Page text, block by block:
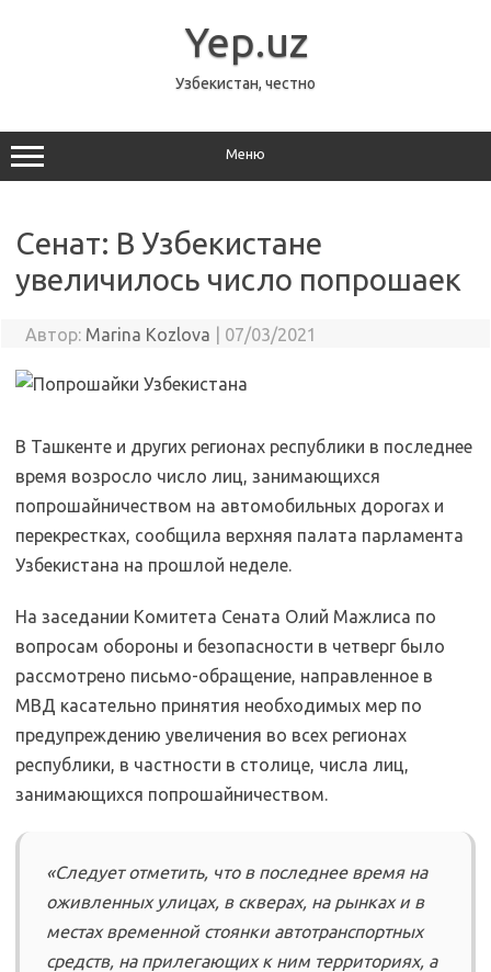
Yep.uz
Узбекистан, честно
Меню
Сенат: В Узбекистане
увеличилось число попрошаек
Автор: Marina Kozlova 07/03/2021
В Ташкенте и других регионах республики в последнее
время возросло число лиц, занимающихся
попрошайничеством на автомобильных дорогах и
перекрестках, сообщила верхняя палата парламента
Узбекистана на прошлой неделе.
На заседании Комитета Сената Олий Мажлиса по
вопросам обороны и безопасности в четверг было
рассмотрено письмо-обращение, направленное в
МВД касательно принятия необходимых мер по
предупреждению увеличения во всех регионах
республики, в частности в столице, числа лиц,
занимающихся попрошайничеством.
«Следует отметить, что в последнее время на
оживленных улицах, в скверах, на рынках и в
местах временной стоянки автотранспортных
средств, на прилегающих к ним территориях, а